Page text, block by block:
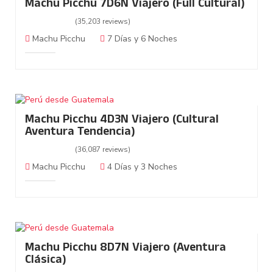
Machu Picchu 7D6N Viajero (Full Cultural)
(35,203 reviews)
Machu Picchu 7 Días y 6 Noches
Machu Picchu 4D3N Viajero (Cultural
Aventura Tendencia)
(36,087 reviews)
Machu Picchu 4 Días y 3 Noches
Machu Picchu 8D7N Viajero (Aventura
Clásica)